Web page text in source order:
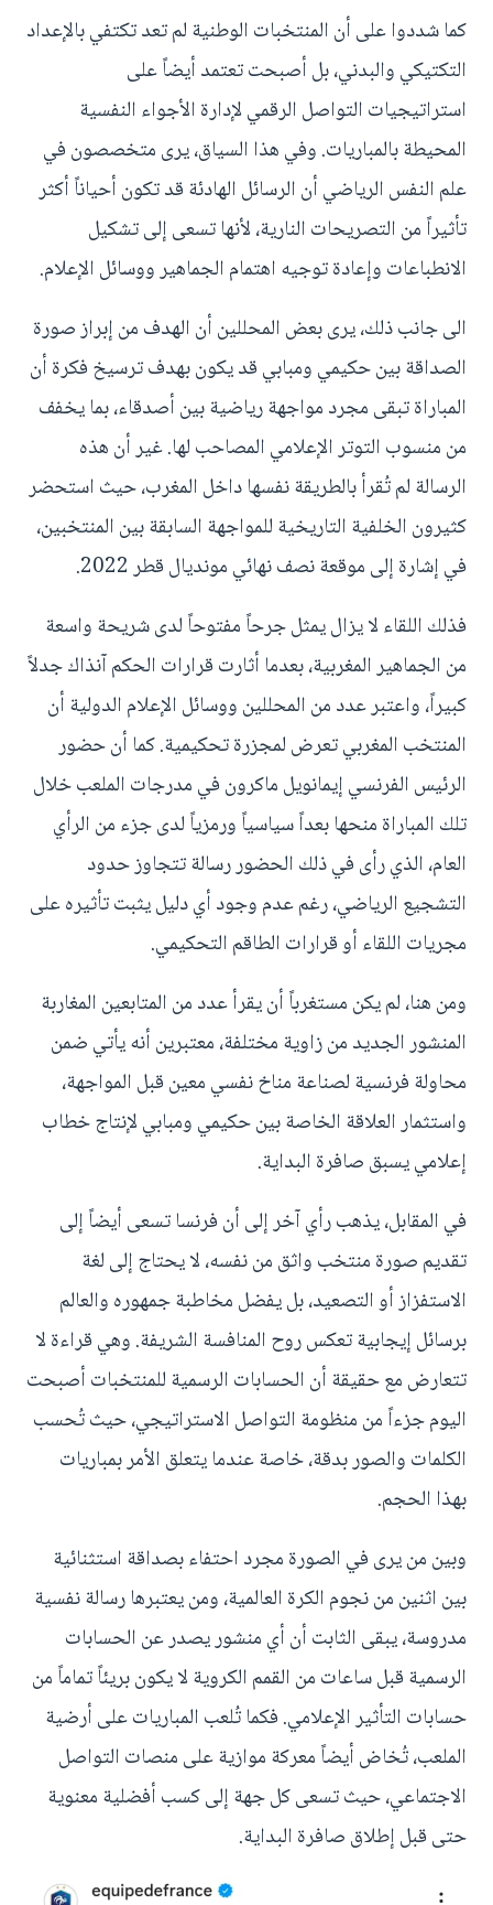
كما شددوا على أن المنتخبات الوطنية لم تعد تكتفي بالإعداد
التكتيكي والبدني، بل أصبحت تعتمد أيضاً على
استراتيجيات التواصل الرقمي لإدارة الأجواء النفسية
المحيطة بالمباريات. وفي هذا السياق، يرى متخصصون في
علم النفس الرياضي أن الرسائل الهادئة قد تكون أحياناً أكثر
تأثيراً من التصريحات النارية، لأنها تسعى إلى تشكيل
الانطباعات وإعادة توجيه اهتمام الجماهير ووسائل الإعلام.
الى جانب ذلك، يرى بعض المحللين أن الهدف من إبراز صورة
الصداقة بين حكيمي ومبابي قد يكون بهدف ترسيخ فكرة أن
المباراة تبقى مجرد مواجهة رياضية بين أصدقاء، بما يخفف
من منسوب التوتر الإعلامي المصاحب لها. غير أن هذه
الرسالة لم تُقرأ بالطريقة نفسها داخل المغرب، حيث استحضر
كثيرون الخلفية التاريخية للمواجهة السابقة بين المنتخبين،
في إشارة إلى موقعة نصف نهائي مونديال قطر 2022.
فذلك اللقاء لا يزال يمثل جرحاً مفتوحاً لدى شريحة واسعة
من الجماهير المغربية، بعدما أثارت قرارات الحكم آنذاك جدلاً
كبيراً، واعتبر عدد من المحللين ووسائل الإعلام الدولية أن
المنتخب المغربي تعرض لمجزرة تحكيمية. كما أن حضور
الرئيس الفرنسي إيمانويل ماكرون في مدرجات الملعب خلال
تلك المباراة منحها بعداً سياسياً ورمزياً لدى جزء من الرأي
العام، الذي رأى في ذلك الحضور رسالة تتجاوز حدود
التشجيع الرياضي، رغم عدم وجود أي دليل يثبت تأثيره على
مجريات اللقاء أو قرارات الطاقم التحكيمي.
ومن هنا، لم يكن مستغرباً أن يقرأ عدد من المتابعين المغاربة
المنشور الجديد من زاوية مختلفة، معتبرين أنه يأتي ضمن
محاولة فرنسية لصناعة مناخ نفسي معين قبل المواجهة،
واستثمار العلاقة الخاصة بين حكيمي ومبابي لإنتاج خطاب
إعلامي يسبق صافرة البداية.
في المقابل، يذهب رأي آخر إلى أن فرنسا تسعى أيضاً إلى
تقديم صورة منتخب واثق من نفسه، لا يحتاج إلى لغة
الاستفزاز أو التصعيد، بل يفضل مخاطبة جمهوره والعالم
برسائل إيجابية تعكس روح المنافسة الشريفة. وهي قراءة لا
تتعارض مع حقيقة أن الحسابات الرسمية للمنتخبات أصبحت
اليوم جزءاً من منظومة التواصل الاستراتيجي، حيث تُحسب
الكلمات والصور بدقة، خاصة عندما يتعلق الأمر بمباريات
بهذا الحجم.
وبين من يرى في الصورة مجرد احتفاء بصداقة استثنائية
بين اثنين من نجوم الكرة العالمية، ومن يعتبرها رسالة نفسية
مدروسة، يبقى الثابت أن أي منشور يصدر عن الحسابات
الرسمية قبل ساعات من القمم الكروية لا يكون بريئاً تماماً من
حسابات التأثير الإعلامي. فكما تُلعب المباريات على أرضية
الملعب، تُخاض أيضاً معركة موازية على منصات التواصل
الاجتماعي، حيث تسعى كل جهة إلى كسب أفضلية معنوية
حتى قبل إطلاق صافرة البداية.